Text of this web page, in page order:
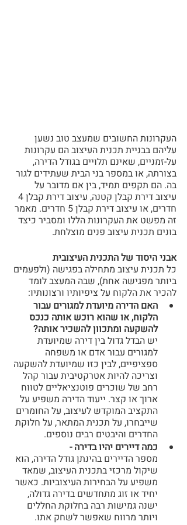
העקרונות החשובים שמעצב טוב נשען
עליהם בבניית תכנית העיצוב הם עקרונות
על-זמניים, שאינם תלויים בגודל הדירה,
בצורתה, או במספר בני הבית שעתידים לגור
בה. הם תקפים תמיד, בין אם מדובר על
חדרים, או עיצוב דירת קבלן 5 חדרים. מאמר
זה מפשט את העקרונות הללו ומסביר כיצד
בונים תכנית עיצוב פנים מוצלחת.
אבני היסוד של התכנית העיצובית
כל תכנית עיצוב מתחילה בפגישה (ולפעמים
ביותר מפגישה אחת), שבה המעצב לומד
להכיר את הלקוח על ציפיותיו ורצונותיו:
האם הדירה מיועדת למגורים עבור
הלקוח, או שהוא רוכש אותה כנכס
להשקעה ומתכוון להשכיר אותה?
יש הבדל גדול בין דירה שמיועדת
למגורים עבור אדם או משפחה
ספציפיים, לבין כזו שמיועדת להשקעה
וצריכה להיות אטרקטיבית עבור קהל
רחב של שוכרים פוטנציאליים לטווח
ארוך או קצר. ייעוד הדירה משפיע על
התקציב המוקדש לעיצוב, על החומרים
שייבחרו, על תכנית המתאר, על חלוקת
החדרים והיבטים רבים נוספים.
כמה דיירים יהיו בדירה -
מספר הדיירים בהינתן גודל הדירה, הוא
שיקול מרכזי בתכנית העיצוב, שמאד
משפיע על הבחירות העיצוביות. כאשר
יחיד או זוג מתחדשים בדירה גדולה,
ישנה גמישות רבה בחלוקת החללים
ויותר מרווח שאפשר לשחק אתו.